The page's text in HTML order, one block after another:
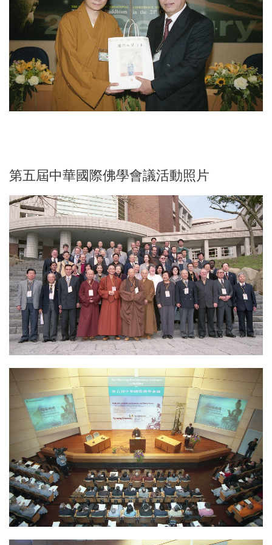
第五屆中華國際佛學會議活動照片